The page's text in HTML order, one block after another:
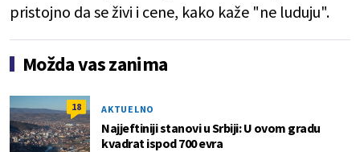
pristojno da se živi i cene, kako kaže "ne luduju".
Možda vas zanima
18 AKTUELNO
Najjeftiniji stanovi u Srbiji: U ovom gradu
kvadrat ispod 700 evra